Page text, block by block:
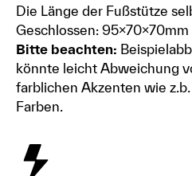
Die Länge der Fußstütze
Geschlossen: 95x70x70mm
Bitte beachten:
könnte leicht Abweichung
farblichen Akzenten wie
Farben.